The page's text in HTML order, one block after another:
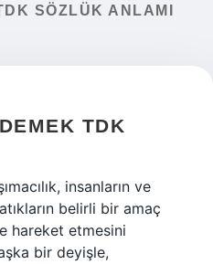
SÖZLÜK ANLAMI
TDK
insanların ve
belirli bir amaç
hareket etmesini
bir deyişle,